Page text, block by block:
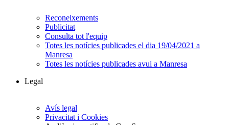
Reconeixements
Publicitat
Consulta tot l'equip
Totes les notícies publicades el dia 19/04/2021 a
Manresa
Totes les notícies publicades avui a Manresa
Legal
Avís legal
Privacitat i Cookies